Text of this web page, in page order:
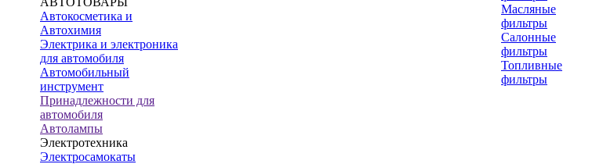
Автокосметика и
Автохимия
Электрика и электроника
для автомобиля
Автомобильный
инструмент
Принадлежности для
автомобиля
Автолампы
Электротехника
Электросамокаты
Масляные
фильтры
Салонные
фильтры
Топливные
фильтры